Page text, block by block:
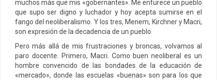
muchos más que mis «gobernantes». Me enfurece un pueblo
que supo ser digno y luchador y hoy acepta sumirse en el
fango del neoliberalismo. Y los tres, Menem, Kirchner y Macri,
son expresión de la decadencia de un pueblo.
Pero más allá de mis frustraciones y broncas, volvamos al
paro docente. Primero, Macri. Como buen neoliberal es un
hombre convencido de las bondades de la educación de
«mercado», donde las escuelas «buenas» son para los que